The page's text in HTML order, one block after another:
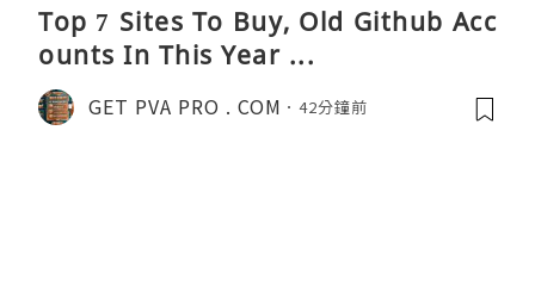
Top 7 Sites To Buy, Old Github Acc
ounts In This Year ...
GET PVA PRO . COM 42分鐘前